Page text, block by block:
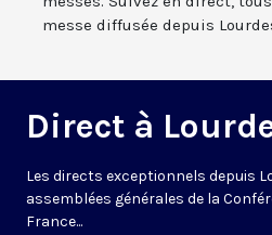
messe diffusée depuis
Direct à
Les directs exceptionnels depuis
assemblées générales de la
France...